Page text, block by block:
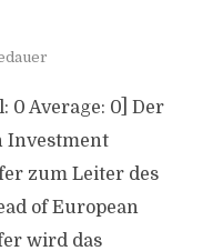
0 Average: 0] Der
Investment
zum Leiter des
of European
wird das